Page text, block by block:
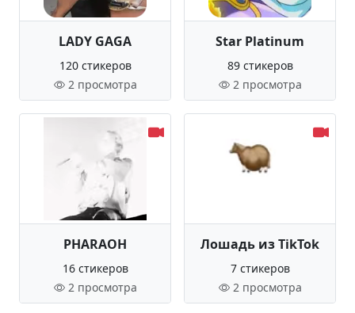
LADY GAGA
120 стикеров
2 просмотра
Star Platinum
89 стикеров
2 просмотра
PHARAOH
16 стикеров
2 просмотра
Лошадь из TikTok
7 стикеров
2 просмотра